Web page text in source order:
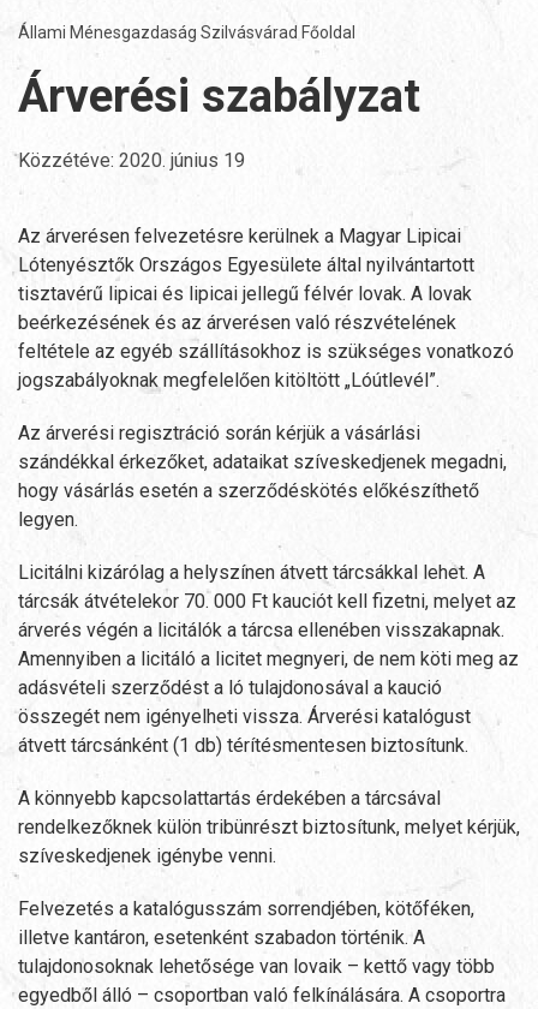
Állami Ménesgazdaság Szilvásvárad Főoldal
Árverési szabályzat
Közzétéve: 2020. június 19
Az árverésen felvezetésre kerülnek a Magyar Lipicai
Lótenyésztők Országos Egyesülete által nyilvántartott
tisztavérű lipicai és lipicai jellegű félvér lovak. A lovak
beérkezésének és az árverésen való részvételének
feltétele az egyéb szállításokhoz is szükséges vonatkozó
jogszabályoknak megfelelően kitöltött „Lóútlevél”.
Az árverési regisztráció során kérjük a vásárlási
szándékkal érkezőket, adataikat szíveskedjenek megadni,
hogy vásárlás esetén a szerződéskötés előkészíthető
legyen.
Licitálni kizárólag a helyszínen átvett tárcsákkal lehet. A
tárcsák átvételekor 70. 000 Ft kauciót kell fizetni, melyet az
árverés végén a licitálók a tárcsa ellenében visszakapnak.
Amennyiben a licitáló a licitet megnyeri, de nem köti meg az
adásvételi szerződést a ló tulajdonosával a kaució
összegét nem igényelheti vissza. Árverési katalógust
átvett tárcsánként (1 db) térítésmentesen biztosítunk.
A könnyebb kapcsolattartás érdekében a tárcsával
rendelkezőknek külön tribünrészt biztosítunk, melyet kérjük,
szíveskedjenek igénybe venni.
Felvezetés a katalógusszám sorrendjében, kötőféken,
illetve kantáron, esetenként szabadon történik. A
tulajdonosoknak lehetősége van lovaik – kettő vagy több
egyedből álló – csoportban való felkínálására. A csoportra